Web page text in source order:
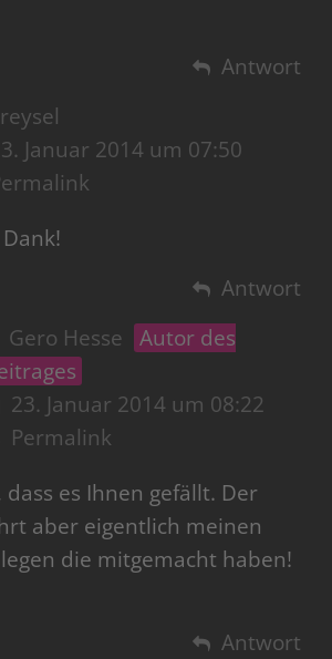
Antwort
Januar 2014 um 07:50
Antwort
Gero Hesse
Autor des
23. Januar 2014 um 08:22
Permalink
dass es Ihnen gefällt. Der
aber eigentlich meinen
die mitgemacht haben!
Antwort